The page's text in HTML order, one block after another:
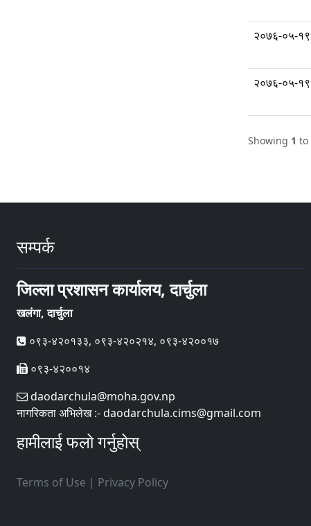
२०७६-०५-१९
२०७६-०५-१९
Showing 1 to
सम्पर्क
जिल्ला प्रशासन कार्यालय, दार्चुला
खलंगा, दार्चुला
०९३-४२०१३३, ०९३-४२०२१४, ०९३-४२००१७
०९३-४२००१४
daodarchula@moha.gov.np
नागरिकता अभिलेख :- daodarchula.cims@gmail.com
हामीलाई फलो गर्नुहोस्
Terms of Use | Privacy Policy